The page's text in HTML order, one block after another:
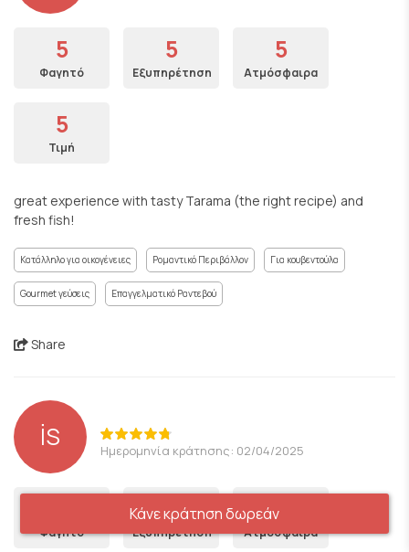
5
Φαγητό
5
Εξυπηρέτηση
5
Ατμόσφαιρα
5
Τιμή
great experience with tasty Tarama (the right recipe) and
fresh fish!
Κατάλληλο για οικογένειες Ρομαντικό Περιβάλλον Για κουβεντούλα
Gourmet γεύσεις Επαγγελματικό Ραντεβού
Share
İS Ημερομηνία κράτησης: 02/04/2025
Φαγητό
5
Εξυπηρέτηση
5
Ατμόσφαιρα
Κάνε κράτηση δωρεάν